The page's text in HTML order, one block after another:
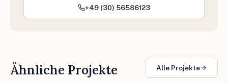
+49 (30) 56586123
Ähnliche Projekte Alle Projekte